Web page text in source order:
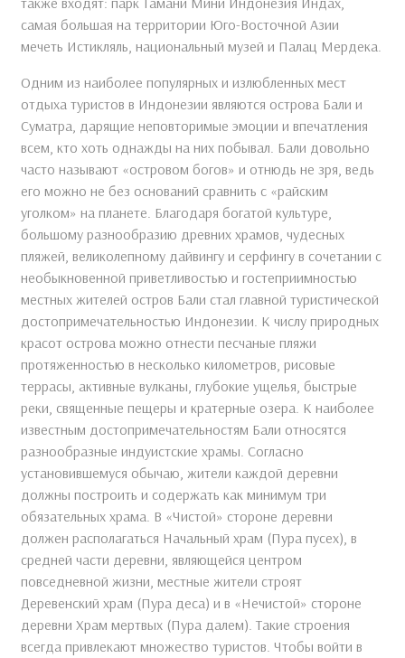
самая большая на территории Юго-Восточной Азии
мечеть Истикляль, национальный музей и Палац Мердека.
Одним из наиболее популярных и излюбленных мест
отдыха туристов в Индонезии являются острова Бали и
Суматра, дарящие неповторимые эмоции и впечатления
всем, кто хоть однажды на них побывал. Бали довольно
часто называют «островом богов» и отнюдь не зря, ведь
его можно не без оснований сравнить с «райским
уголком» на планете. Благодаря богатой культуре,
большому разнообразию древних храмов, чудесных
пляжей, великолепному дайвингу и серфингу в сочетании с
необыкновенной приветливостью и гостеприимностью
местных жителей остров Бали стал главной туристической
достопримечательностью Индонезии. К числу природных
красот острова можно отнести песчаные пляжи
протяженностью в несколько километров, рисовые
террасы, активные вулканы, глубокие ущелья, быстрые
реки, священные пещеры и кратерные озера. К наиболее
известным достопримечательностям Бали относятся
разнообразные индуистские храмы. Согласно
установившемуся обычаю, жители каждой деревни
должны построить и содержать как минимум три
обязательных храма. В «Чистой» стороне деревни
должен располагаться Начальный храм (Пура пусех), в
средней части деревни, являющейся центром
повседневной жизни, местные жители строят
Деревенский храм (Пура деса) и в «Нечистой» стороне
деревни Храм мертвых (Пура далем). Такие строения
всегда привлекают множество туристов. Чтобы войти в